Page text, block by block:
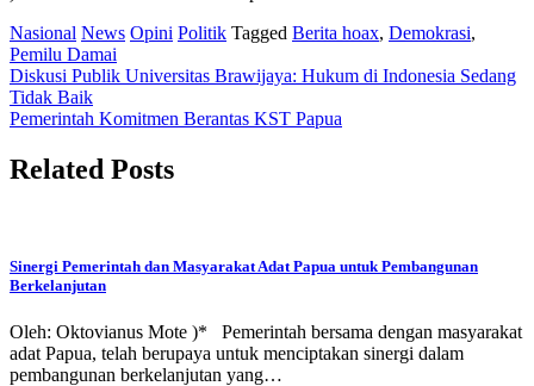
Nasional News Opini Politik Tagged Berita hoax, Demokrasi,
Pemilu Damai
Post
navigation
Diskusi Publik Universitas Brawijaya: Hukum di Indonesia Sedang
Tidak Baik
Pemerintah Komitmen Berantas KST Papua
Related Posts
Sinergi Pemerintah dan Masyarakat Adat Papua untuk Pembangunan
Berkelanjutan
Oleh: Oktovianus Mote )* Pemerintah bersama dengan masyarakat
adat Papua, telah berupaya untuk menciptakan sinergi dalam
pembangunan berkelanjutan yang…